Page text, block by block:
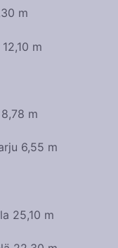
m
m
m
6,55 m
25,10 m